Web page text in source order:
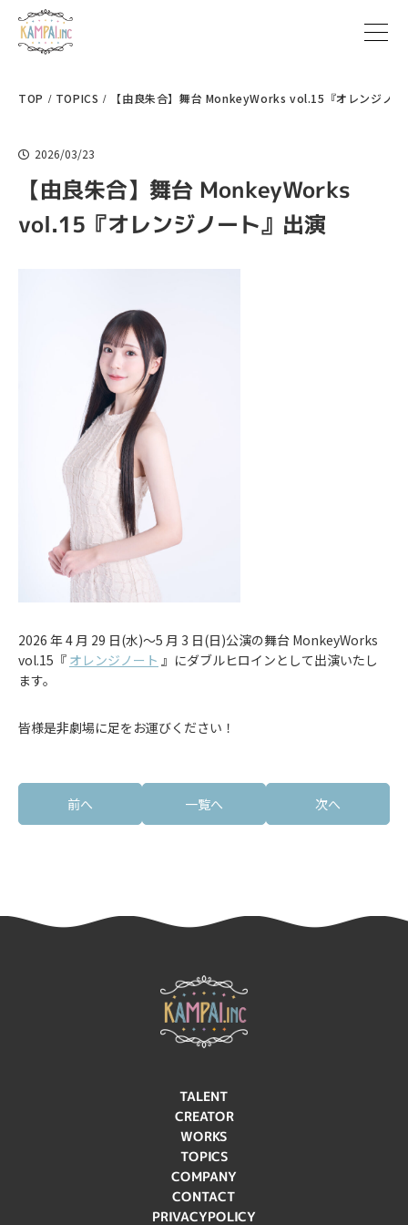
TOP TOPICS 【由良朱合】舞台 MonkeyWorks vol.15『オレンジノー
2026/03/23
【由良朱合】舞台 MonkeyWorks
vol.15『オレンジノート』出演
2026 年 4 月 29 日(水)〜5 月 3 日(日)公演の舞台 MonkeyWorks
vol.15『 オレンジノート 』にダブルヒロインとして出演いたし
ます。
皆様是非劇場に足をお運びください！
前へ 一覧へ 次へ
TALENT
CREATOR
WORKS
TOPICS
COMPANY
CONTACT
PRIVACYPOLICY